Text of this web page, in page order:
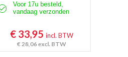
Voor 17u besteld,
vandaag verzonden
€ 33,95 incl. BTW
€ 28,06 excl. BTW